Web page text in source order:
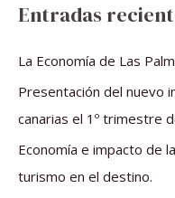
a
r
Entradas
La Economía de Las
Presentación del nuevo
canarias el 1º trimestre
Economía e impacto de
turismo en el destino.